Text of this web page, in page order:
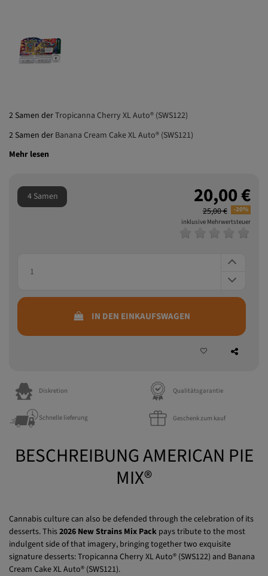
2 Samen derTropicanna Cherry XL Auto® (SWS122)
2 Samen der Banana Cream Cake XL Auto® (SWS121)
Mehr lesen
4 Samen 20,00 €
25,00 €
-20%
inklusive Mehrwertsteuer
IN DEN EINKAUFSWAGEN
Diskretion Qualitätsgarantie
Schnelle lieferung Geschenk zum kauf
BESCHREIBUNG AMERICAN PIE
MIX®
Cannabis culture can also be defended through the celebration of its
desserts. This2026 New Strains Mix Pack pays tribute to the most
indulgent side of that imagery, bringing together two exquisite
signature desserts: Tropicanna Cherry XL Auto® (SWS122) and Banana
Cream Cake XL Auto® (SWS121).